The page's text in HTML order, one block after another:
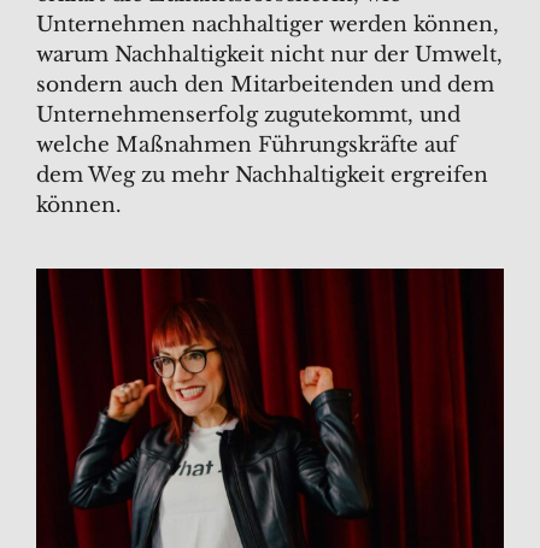
Unternehmen nachhaltiger werden können,
warum Nachhaltigkeit nicht nur der Umwelt,
sondern auch den Mitarbeitenden und dem
Unternehmenserfolg zugutekommt, und
welche Maßnahmen Führungskräfte auf
dem Weg zu mehr Nachhaltigkeit ergreifen
können.